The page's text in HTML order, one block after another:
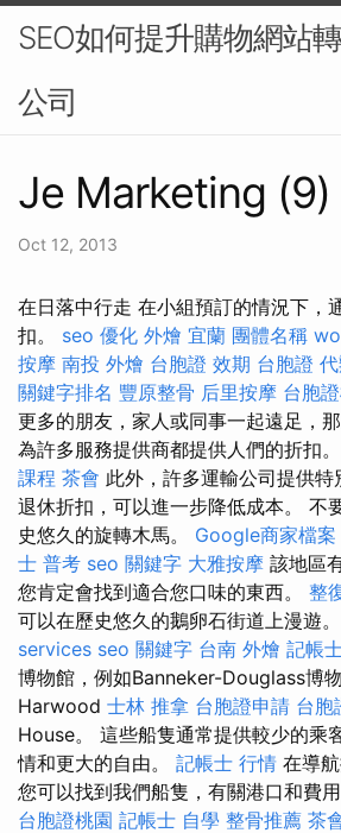
SEO如何提升購物網站
公司
Je Marketing (9)
Oct 12, 2013
在日落中行走 在小組預訂的情況下，
扣。 seo 優化 外燴 宜蘭 團體名稱
按摩 南投 外燴 台胞證 效期 台胞證
關鍵字排名 豐原整骨 后里按摩 台胞
更多的朋友，家人或同事一起遠足，
為許多服務提供商都提供人們的折扣。
課程 茶會 此外，許多運輸公司提供
退休折扣，可以進一步降低成本。 不
史悠久的旋轉木馬。 Google商家檔案
士 普考 seo 關鍵字 大雅按摩 該地區
您肯定會找到適合您口味的東西。 整
可以在歷史悠久的鵝卵石街道上漫遊。
services seo 關鍵字 台南 外燴 記帳
博物館，例如Banneker-Douglass博
Harwood 士林 推拿 台胞證申請 台胞
House。 這些船隻通常提供較少的乘
情和更大的自由。 記帳士 行情 在導
您可以找到我們船隻，有關港口和費用
台胞證桃園 記帳士 自學 整骨推薦 茶